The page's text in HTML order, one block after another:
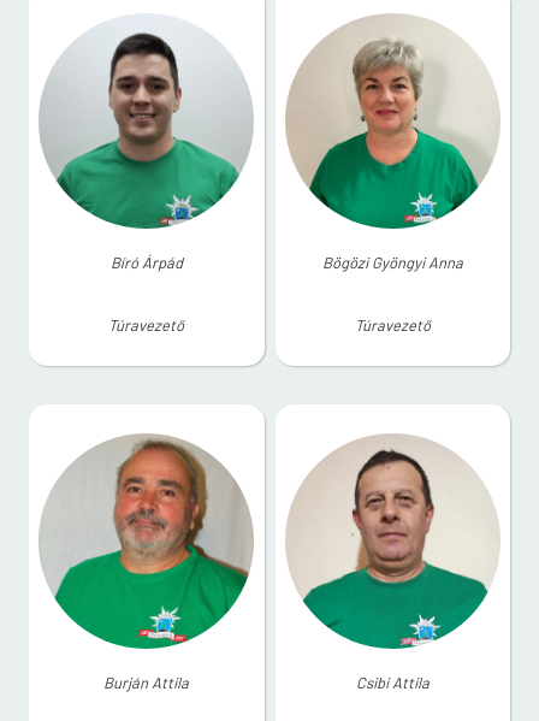
Bíró Árpád
Túravezető
Bögözi Gyöngyi Anna
Túravezető
Burján Attila Csibi Attila